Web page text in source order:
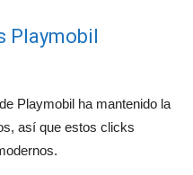
Playmobil
Playmobil ha mantenido la
así que estos clicks